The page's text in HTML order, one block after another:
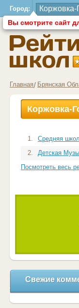
Город:
Вы смотрите сайт
Главная Брянская
Коржовка-
1.
Средняя
2.
Детская
Посмотреть весь
Свежие